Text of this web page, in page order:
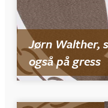
Jørn Walther,
også på gress